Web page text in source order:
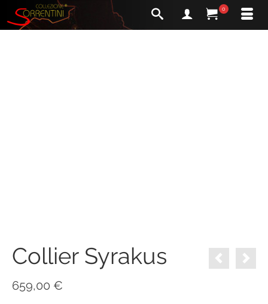
0
Collier Syrakus
659,00 €